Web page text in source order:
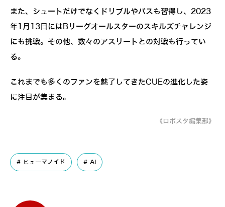
また、シュートだけでなくドリブルやパスも習得し、2023
年1月13日にはBリーグオールスターのスキルズチャレンジ
にも挑戦。その他、数々のアスリートとの対戦も行ってい
る。
これまでも多くのファンを魅了してきたCUEの進化した姿
に注目が集まる。
《ロボスタ編集部》
ヒューマノイド AI